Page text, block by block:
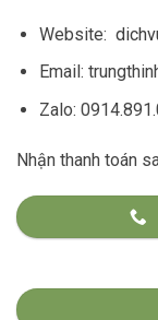
Website:
Email:
Zalo:
Nhận thanh toán